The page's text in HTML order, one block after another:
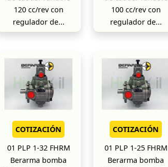
120 cc/rev con
regulador de...
100 cc/rev con
regulador de...
COTIZACIÓN
01 PLP 1-32 FHRM
Berarma bomba
COTIZACIÓN
01 PLP 1-25 FHRM
Berarma bomba